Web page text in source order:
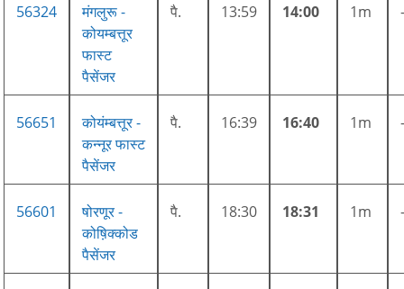
56324
मंगलुरू -
कोयम्बत्तूर
फास्ट
पैसेंजर
पै. 13:59 14:00 1m
56651
कोयंम्बत्तूर -
कन्नूर फास्ट
पैसेंजर
पै. 16:39 16:40 1m
56601
षोरणूर -
कोष़िक्कोड
पैसेंजर
पै. 18:30 18:31 1m